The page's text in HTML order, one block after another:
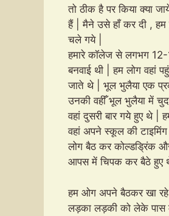
तो ठीक है पर किया क्या
हैं | मैने उसे हाँ कर दी ,
चले गये |
हमारे कॉलेज से लगभग 12-
बनवाई थी | हम लोग
जाते थे | भूल भुलैया एक
उनकी वहीँ भूल भुलैया में
वहां दुसरी बार गये हुए थे |
वहां अपने स्कूल की
लोग बैठ कर कोल्डड्रिंक
आपस में चिपक कर बैठे
हम ओग अपने बैठकर खा रहे
लड़का लड़की को लेके पास